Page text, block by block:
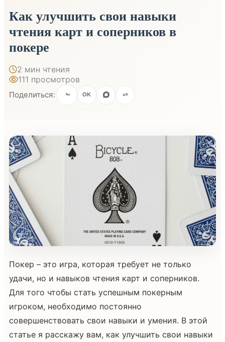
Как улучшить свои навыки
чтения карт и соперников в
покере
2 мин чтения
111 просмотров
Поделиться: OK
Покер – это игра, которая требует не только
удачи, но и навыков чтения карт и соперников.
Для того чтобы стать успешным покерным
игроком, необходимо постоянно
совершенствовать свои навыки и умения. В этой
статье я расскажу вам, как улучшить свои навыки